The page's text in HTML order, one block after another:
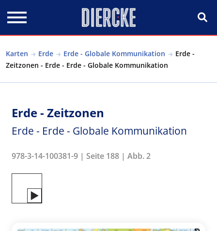
Karten Erde Erde - Globale Kommunikation
Erde -
Zeitzonen - Erde - Erde - Globale Kommunikation
Erde - Zeitzonen
Erde - Erde - Globale Kommunikation
978-3-14-100381-9 | Seite 188 | Abb. 2